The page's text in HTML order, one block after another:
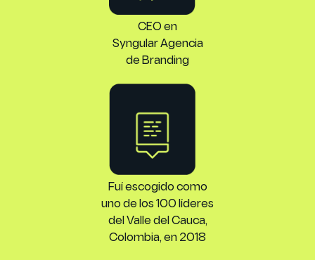
CEO en
Syngular Agencia
de Branding
Fuí escogido como
uno de los 100 líderes
del Valle del Cauca,
Colombia, en 2018